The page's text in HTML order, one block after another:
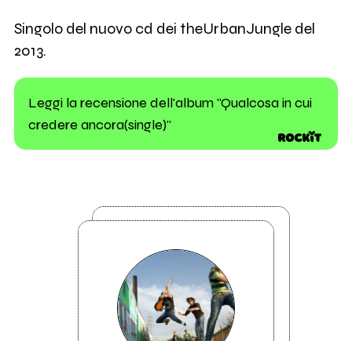
Singolo del nuovo cd dei theUrbanJungle del
2013.
Leggi la recensione dell'album "Qualcosa in cui
credere ancora(single)"